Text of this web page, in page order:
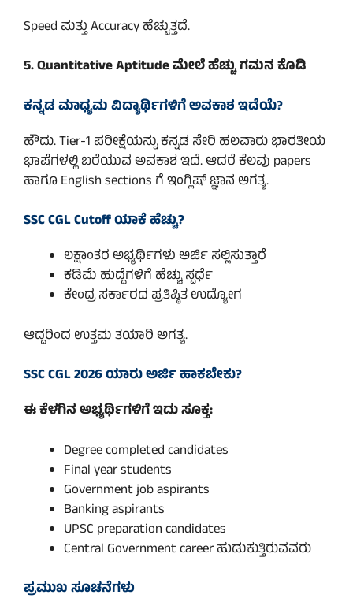
Speed ಮತ್ತು Accuracy ಹೆಚ್ಚುತ್ತದೆ.
5. Quantitative Aptitude ಮೇಲೆ ಹೆಚ್ಚು ಗಮನ ಕೊಡಿ
ಕನ್ನಡ ಮಾಧ್ಯಮ ವಿದ್ಯಾರ್ಥಿಗಳಿಗೆ ಅವಕಾಶ ಇದೆಯೆ?
ಹೌದು. Tier-1 ಪರೀಕ್ಷೆಯನ್ನು ಕನ್ನಡ ಸೇರಿ ಹಲವಾರು ಭಾರತೀಯ
ಭಾಷೆಗಳಲ್ಲಿ ಬರೆಯುವ ಅವಕಾಶ ಇದೆ. ಆದರೆ ಕೆಲವು papers
ಹಾಗೂ English sections ಗೆ ಇಂಗ್ಲಿಷ್ ಜ್ಞಾನ ಅಗತ್ಯ.
SSC CGL Cutoff ಯಾಕೆ ಹೆಚ್ಚು?
ಲಕ್ಷಾಂತರ ಅಭ್ಯರ್ಥಿಗಳು ಅರ್ಜಿ ಸಲ್ಲಿಸುತ್ತಾರೆ
ಕಡಿಮೆ ಹುದ್ದೆಗಳಿಗೆ ಹೆಚ್ಚು ಸ್ಪರ್ಧೆ
ಕೇಂದ್ರ ಸರ್ಕಾರದ ಪ್ರತಿಷ್ಠಿತ ಉದ್ಯೋಗ
ಆದ್ದರಿಂದ ಉತ್ತಮ ತಯಾರಿ ಅಗತ್ಯ.
SSC CGL 2026 ಯಾರು ಅರ್ಜಿ ಹಾಕಬೇಕು?
ಈ ಕೆಳಗಿನ ಅಭ್ಯರ್ಥಿಗಳಿಗೆ ಇದು ಸೂಕ್ತ:
Degree completed candidates
Final year students
Government job aspirants
Banking aspirants
UPSC preparation candidates
Central Government career ಹುಡುಕುತ್ತಿರುವವರು
ಪ್ರಮುಖ ಸೂಚನೆಗಳು